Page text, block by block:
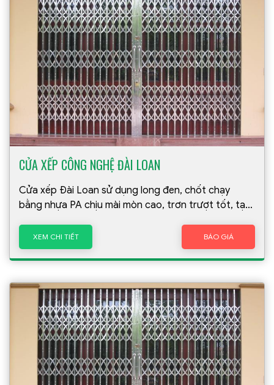
CỬA XẾP CÔNG NGHỆ ĐÀI LOAN
Cửa xếp Đài Loan sử dụng long đen, chốt chạy
bằng nhựa PA chịu mài mòn cao, trơn trượt tốt, tạo
XEM CHI TIẾT BÁO GIÁ